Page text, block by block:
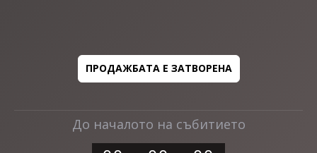
До началото на събитието
ПРОДАЖБАТА Е ЗАТВОРЕНА